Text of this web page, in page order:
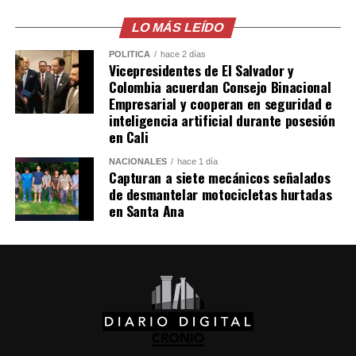
relaciones diplomáticas.
Sheinbaum también indicó que Chávez viajó a México en
un avión militar y calificó la entrega del salvoconducto
como «una acción de buena voluntad» de la presidenta
Keiko Fujimori.
Comparte esto:
Facebook X
Me gusta esto:
LO MÁS LEÍDO
POLÍTICA hace 2 días
Vicepresidentes de El Salvador y
Colombia acuerdan Consejo Binacional
Empresarial y cooperan en seguridad e
inteligencia artificial durante posesión
en Cali
NACIONALES hace 1 día
Capturan a siete mecánicos señalados
de desmantelar motocicletas hurtadas
en Santa Ana